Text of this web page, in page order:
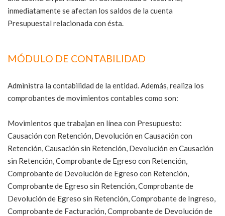
inmediatamente se afectan los saldos de la cuenta
Presupuestal relacionada con ésta.
MÓDULO DE CONTABILIDAD
Administra la contabilidad de la entidad. Además, realiza los
comprobantes de movimientos contables como son:
Movimientos que trabajan en línea con Presupuesto:
Causación con Retención, Devolución en Causación con
Retención, Causación sin Retención, Devolución en Causación
sin Retención, Comprobante de Egreso con Retención,
Comprobante de Devolución de Egreso con Retención,
Comprobante de Egreso sin Retención, Comprobante de
Devolución de Egreso sin Retención, Comprobante de Ingreso,
Comprobante de Facturación, Comprobante de Devolución de